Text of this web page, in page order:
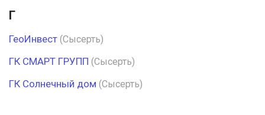
Г
ГеоИнвест (Сысерть)
ГК СМАРТ ГРУПП (Сысерть)
ГК Солнечный дом (Сысерть)